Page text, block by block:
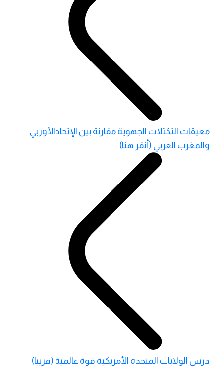
معيقات التكتلات الجهوية مقارنة بين الإتحادالأوربي
والمغرب العربي (أنقر هنا)
درس الولايات المتحدة الأمريكية قوة عالمية (قريبا)